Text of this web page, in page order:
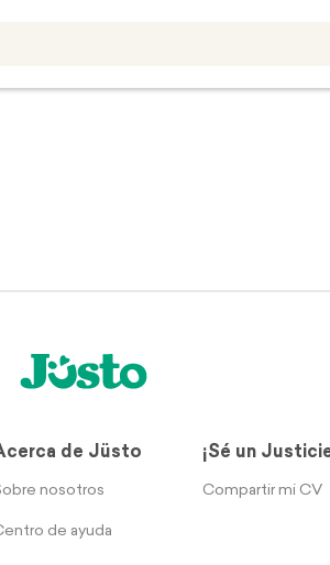
de Jüsto
nosotros
de ayuda
¡Sé un
Compartir mi CV